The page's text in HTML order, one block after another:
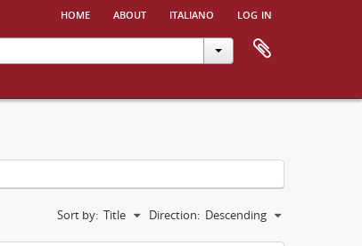
home about italiano log in
Sort by: Title Direction: Descending